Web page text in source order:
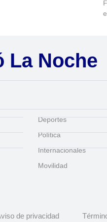
La Noche
Deportes
Política
Internacionales
Movilidad
de privacidad